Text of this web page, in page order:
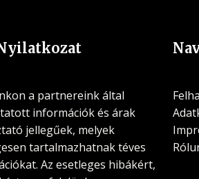
a partnereink által
információk és árak
jellegűek, melyek
tartalmazhatnak téves
Az esetleges hibákért,